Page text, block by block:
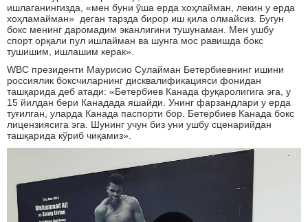
ишлаганингизда, «мен буни ўша ерда хоҳлайман, лекин у ерда
хоҳламайман» деган тарзда бирор иш қила олмайсиз. Бугун
бокс менинг даромадим эканлигини тушунаман. Мен ушбу
спорт орқали пул ишлайман ва шунга мос равишда бокс
тушишим, ишлашим керак».
WBC президенти Маурисио Сулайман Бетербиевнинг ишини
россиялик боксчиларнинг дисквалификацияси фонидан
ташқарида деб атади: «Бетербиев Канада фуқаролигига эга, у
15 йилдан бери Канадада яшайди. Унинг фарзандлари у ерда
туғилган, уларда Канада паспорти бор. Бетербиев Канада бокс
лицензиясига эга. Шунинг учун биз уни ушбу сценарийдан
ташқарида кўриб чиқамиз».